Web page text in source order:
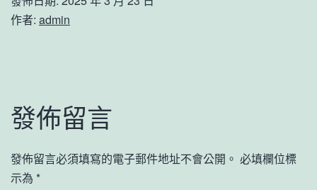
作者: admin
發佈留言
發佈留言必須填寫的電子郵件地址不會公開。 必填欄位標
示為 *